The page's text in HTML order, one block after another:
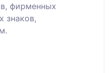
фирменных
знаков,